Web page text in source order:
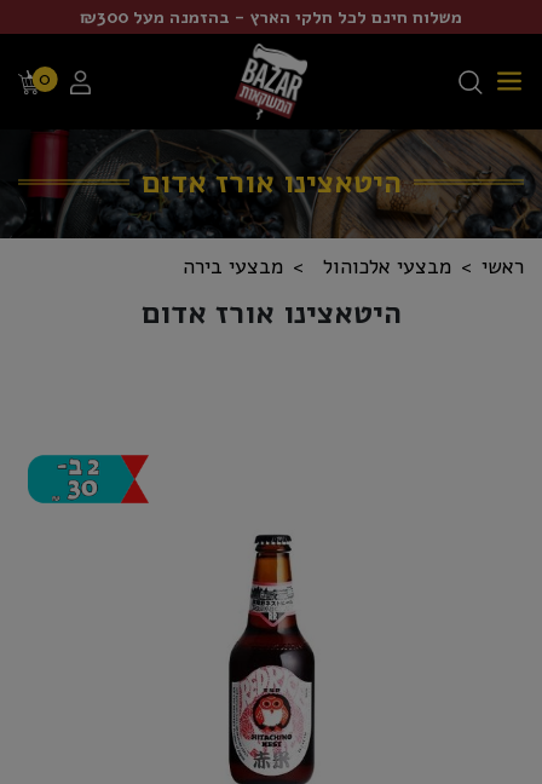
משלוח חינם לכל חלקי הארץ - בהזמנה מעל ₪300
0
היטאצינו אורז אדום
ראשי מבצעי אלכוהול מבצעי בירה
היטאצינו אורז אדום